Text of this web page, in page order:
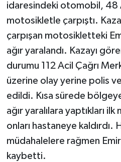
idaresindeki otomobil, 48
motosikletle çarpıştı.
çarpışan motosikletteki
ağır yaralandı. Kazayı
durumu 112 Acil Çağrı
üzerine olay yerine polis
edildi. Kısa sürede
ağır yaralılara yaptıkları
onları hastaneye kaldırdı.
müdahalelere rağmen
kaybetti.